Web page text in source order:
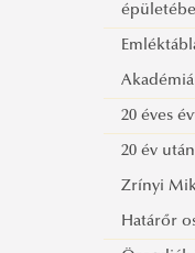
20 éves
20 év
Zrínyi
Határőr